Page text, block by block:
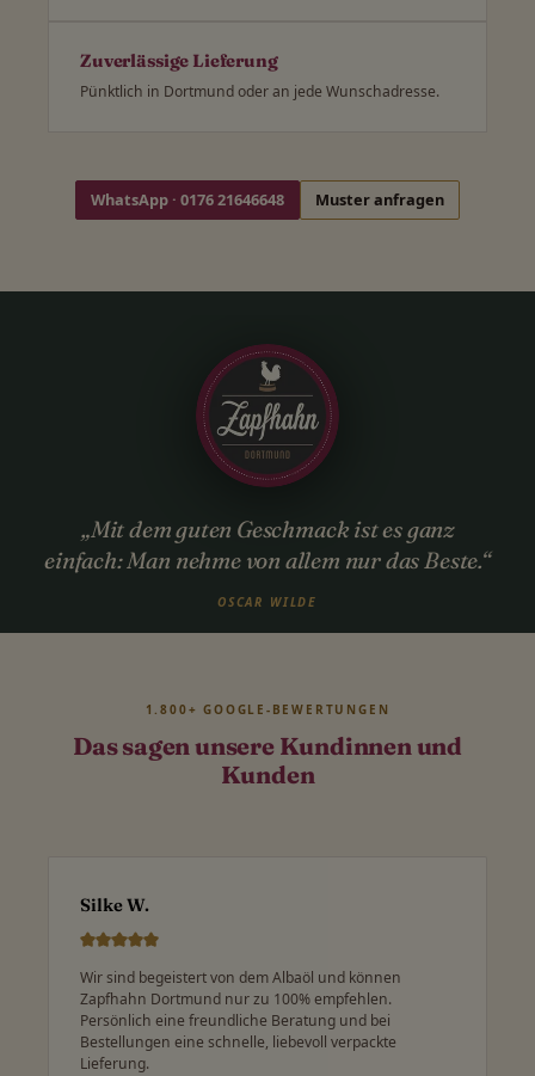
Zuverlässige Lieferung
Pünktlich in Dortmund oder an jede Wunschadresse.
WhatsApp · 0176 21646648 Muster anfragen
„Mit dem guten Geschmack ist es ganz
einfach: Man nehme von allem nur das Beste.“
OSCAR WILDE
Das sagen unsere Kundinnen und
Kunden
1.800+ GOOGLE-BEWERTUNGEN
Silke W.
Wir sind begeistert von dem Albaöl und können
Zapfhahn Dortmund nur zu 100% empfehlen.
Persönlich eine freundliche Beratung und bei
Bestellungen eine schnelle, liebevoll verpackte
Lieferung.